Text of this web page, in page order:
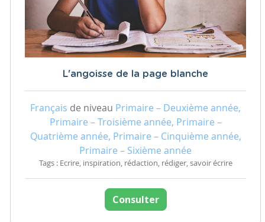
L'angoisse de la page blanche
Français de niveau Primaire – Deuxième année,
Primaire – Troisième année, Primaire –
Quatrième année, Primaire – Cinquième année,
Primaire – Sixième année
Tags : Ecrire, inspiration, rédaction, rédiger, savoir écrire
Consulter